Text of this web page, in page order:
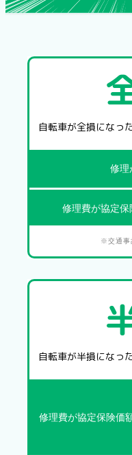
自転車が全損になっ
修理
修理費が協定保
※交通事
自転車が半損になっ
修理費が協定保険価